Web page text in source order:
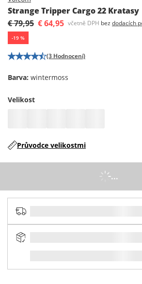
Strange Tripper Cargo 22 Kratasy
€ 79,95 € 64,95 včetně DPH bez dodacích
-19 %
(3 Hodnocení)
Barva: wintermoss
Velikost
Průvodce velikostmi
...